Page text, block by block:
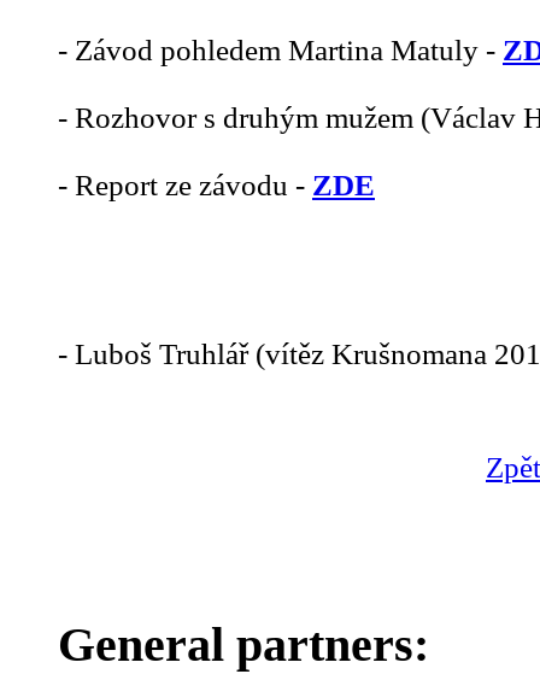
- Závod pohledem Martina Matuly -
- Rozhovor s druhým mužem (Václav
- Report ze závodu - ZDE
- Luboš Truhlář (vítěz Krušnomana
General partners: